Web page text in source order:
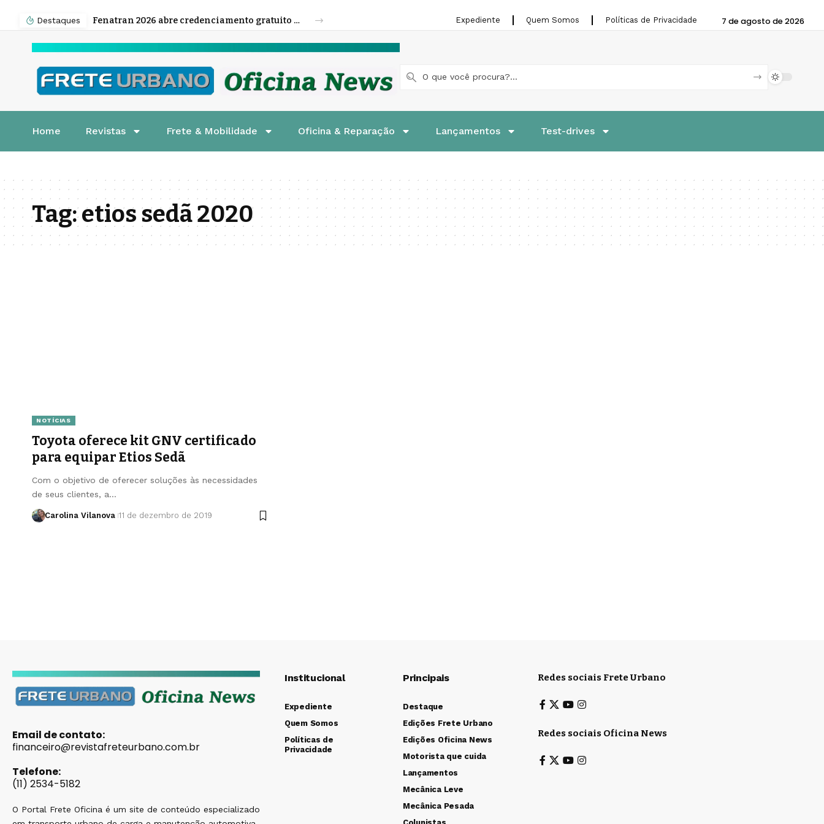
Destaques Fenatran 2026 abre credenciamento gratuito para visitantes Expediente Quem Somos Políticas de Privacidade 7 de agosto de 2026
Home Revistas Frete & Mobilidade Oficina & Reparação Lançamentos Test-drives
Tag:etios sedã 2020
NOTÍCIAS
Toyota oferece kit GNV certificado
para equipar Etios Sedã
Com o objetivo de oferecer soluções às necessidades
de seus clientes, a…
Carolina Vilanova 11 de dezembro de 2019
Email de contato:
financeiro@revistafreteurbano.com.br
Telefone:
(11) 2534-5182
O Portal Frete Oficina é um site de conteúdo especializado
Institucional
Expediente
Quem Somos
Políticas de
Privacidade
Principais
Destaque
Edições Frete Urbano
Edições Oficina News
Motorista que cuida
Lançamentos
Mecânica Leve
Mecânica Pesada
Redes sociais Frete Urbano
Redes sociais Oficina News